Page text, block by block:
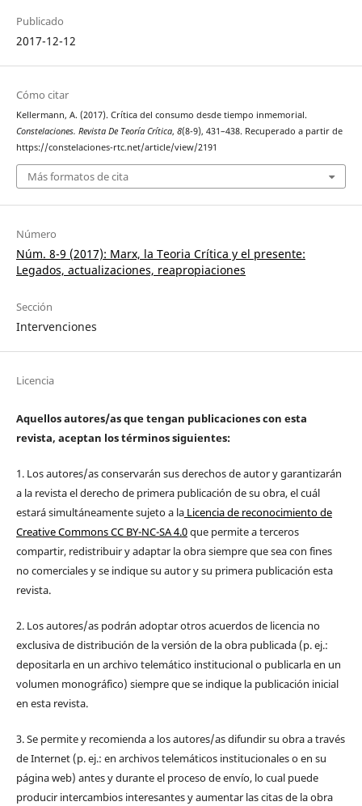
Publicado
2017-12-12
Cómo citar
Kellermann, A. (2017). Crítica del consumo desde tiempo inmemorial.
Constelaciones. Revista De Teoría Crítica, 8(8-9), 431–438. Recuperado a partir de
https://constelaciones-rtc.net/article/view/2191
Más formatos de cita
Número
Núm. 8-9 (2017): Marx, la Teoria Crítica y el presente:
Legados, actualizaciones, reapropiaciones
Sección
Intervenciones
Licencia
Aquellos autores/as que tengan publicaciones con esta
revista, aceptan los términos siguientes:
1. Los autores/as conservarán sus derechos de autor y garantizarán
a la revista el derecho de primera publicación de su obra, el cuál
estará simultáneamente sujeto a laLicencia de reconocimiento de
Creative Commons CC BY-NC-SA 4.0que permite a terceros
compartir, redistribuir y adaptar la obra siempre que sea con fines
no comerciales y se indique su autor y su primera publicación esta
revista.
2. Los autores/as podrán adoptar otros acuerdos de licencia no
exclusiva de distribución de la versión de la obra publicada (p. ej.:
depositarla en un archivo telemático institucional o publicarla en un
volumen monográfico) siempre que se indique la publicación inicial
en esta revista.
3. Se permite y recomienda a los autores/as difundir su obra a través
de Internet (p. ej.: en archivos telemáticos institucionales o en su
página web) antes y durante el proceso de envío, lo cual puede
producir intercambios interesantes y aumentar las citas de la obra